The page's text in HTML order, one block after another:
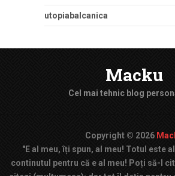
utopiabalcanica
Macku
Cel mai tehnic blog
Copyright © 2026
"E al meu, îți spun, al meu! Totul este
continutul pentru că e al meu! Poți să-l